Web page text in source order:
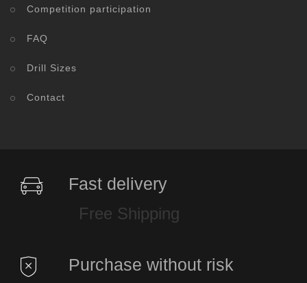
Competition participation
FAQ
Drill Sizes
Contact
Fast delivery
Free Shipping
Purchase without risk